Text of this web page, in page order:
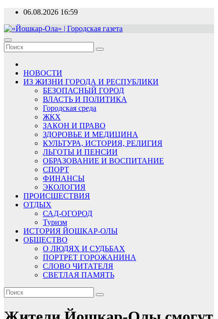
Перейти
содержимому
06.08.2026 16:59
«Йошкар-Ола» | Городская газета
Новости, события, люди
НОВОСТИ
ИЗ ЖИЗНИ ГОРОДА И РЕСПУБЛИКИ
БЕЗОПАСНЫЙ ГОРОД
ВЛАСТЬ И ПОЛИТИКА
Городская среда
ЖКХ
ЗАКОН И ПРАВО
ЗДОРОВЬЕ И МЕДИЦИНА
КУЛЬТУРА, ИСТОРИЯ, РЕЛИГИЯ
ЛЬГОТЫ И ПЕНСИИ
ОБРАЗОВАНИЕ И ВОСПИТАНИЕ
СПОРТ
ФИНАНСЫ
ЭКОЛОГИЯ
ПРОИСШЕСТВИЯ
ОТДЫХ
САД-ОГОРОД
Туризм
ИСТОРИЯ ЙОШКАР-ОЛЫ
ОБЩЕСТВО
О ЛЮДЯХ И СУДЬБАХ
ПОРТРЕТ ГОРОЖАНИНА
СЛОВО ЧИТАТЕЛЯ
СВЕТЛАЯ ПАМЯТЬ